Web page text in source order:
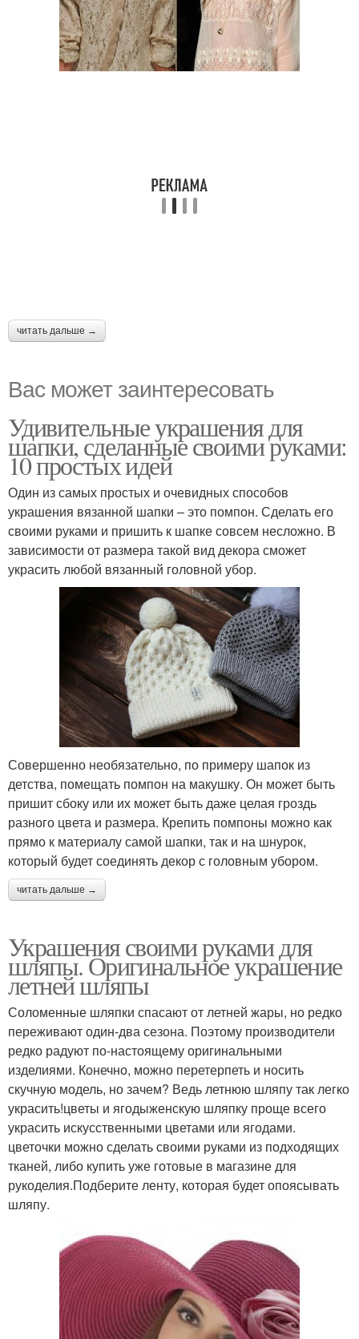
читать дальше →
Вас может заинтересовать
Удивительные украшения для
шапки, сделанные своими руками:
10 простых идей
Один из самых простых и очевидных способов
украшения вязанной шапки – это помпон. Сделать его
своими руками и пришить к шапке совсем несложно. В
зависимости от размера такой вид декора сможет
украсить любой вязанный головной убор.
Совершенно необязательно, по примеру шапок из
детства, помещать помпон на макушку. Он может быть
пришит сбоку или их может быть даже целая гроздь
разного цвета и размера. Крепить помпоны можно как
прямо к материалу самой шапки, так и на шнурок,
который будет соединять декор с головным убором.
читать дальше →
Украшения своими руками для
шляпы. Оригинальное украшение
летней шляпы
Соломенные шляпки спасают от летней жары, но редко
переживают один-два сезона. Поэтому производители
редко радуют по-настоящему оригинальными
изделиями. Конечно, можно перетерпеть и носить
скучную модель, но зачем? Ведь летнюю шляпу так легко
украсить!цветы и ягодыженскую шляпку проще всего
украсить искусственными цветами или ягодами.
цветочки можно сделать своими руками из подходящих
тканей, либо купить уже готовые в магазине для
рукоделия.Подберите ленту, которая будет опоясывать
шляпу.